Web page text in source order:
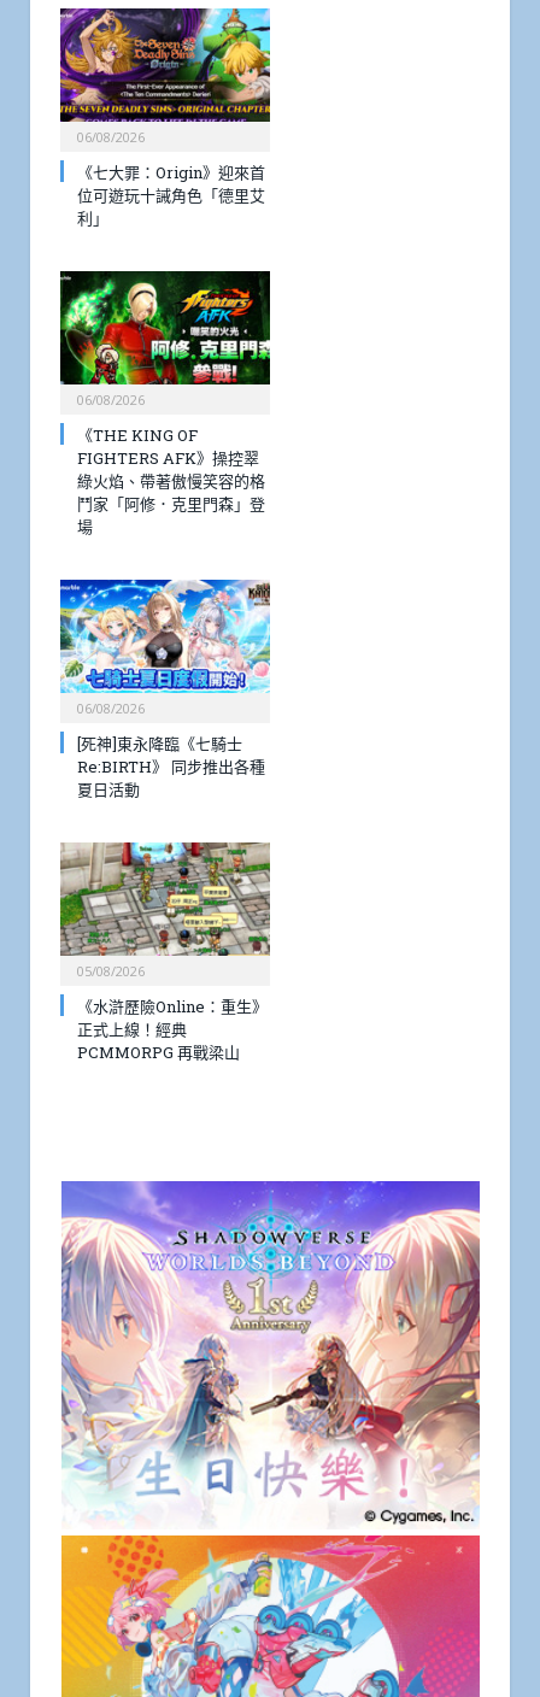
06/08/2026
《七大罪：Origin》迎來首
位可遊玩十誡角色「德里艾
利」
06/08/2026
《THE KING OF
FIGHTERS AFK》操控翠
綠火焰、帶著傲慢笑容的格
鬥家「阿修．克里門森」登
場
06/08/2026
[死神]東永降臨《七騎士
Re:BIRTH》 同步推出各種
夏日活動
05/08/2026
《水滸歷險Online：重生》
正式上線！經典
PCMMORPG 再戰梁山